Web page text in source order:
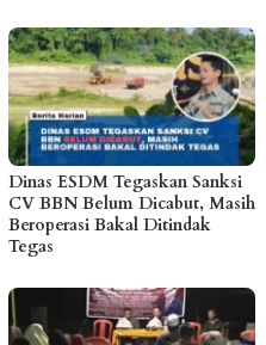
Dinas ESDM Tegaskan Sanksi
CV BBN Belum Dicabut, Masih
Beroperasi Bakal Ditindak
Tegas